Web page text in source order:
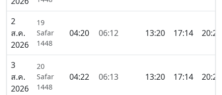
2
ส.ค.
2026
19
Safar
1448
04:20 06:12 13:20 17:14 20:28
3
ส.ค.
2026
20
Safar
1448
04:22 06:13 13:20 17:14 20:27